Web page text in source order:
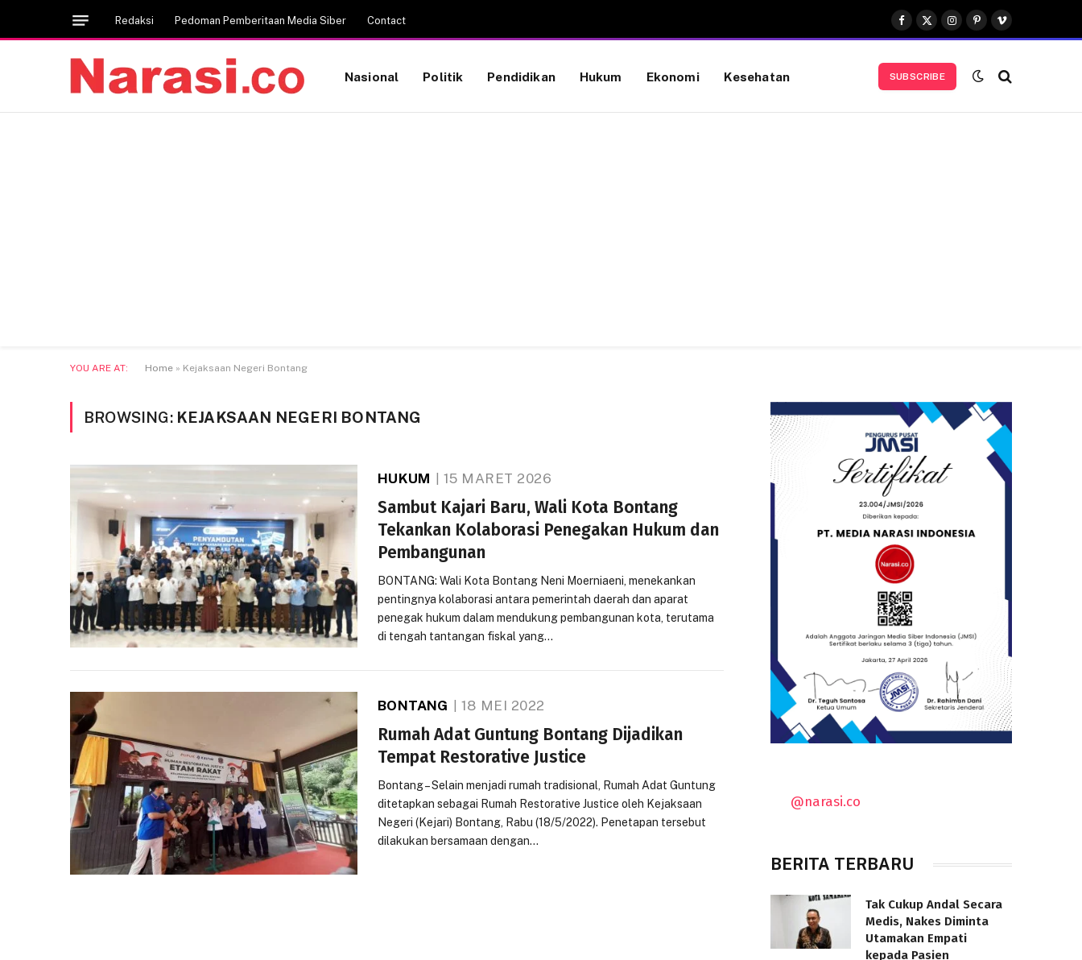
Redaksi Pedoman Pemberitaan Media Siber Contact
Facebook
X
(Twitter)
Instagram
Pinterest
Vimeo
Nasional Politik Pendidikan Hukum Ekonomi Kesehatan SUBSCRIBE
YOU ARE AT: Home » Kejaksaan Negeri Bontang
BROWSING: KEJAKSAAN NEGERI BONTANG
HUKUM 15 MARET 2026
Sambut Kajari Baru, Wali Kota Bontang
Tekankan Kolaborasi Penegakan Hukum dan
Pembangunan
BONTANG: Wali Kota Bontang Neni Moerniaeni, menekankan
pentingnya kolaborasi antara pemerintah daerah dan aparat
penegak hukum dalam mendukung pembangunan kota, terutama
di tengah tantangan fiskal yang…
BONTANG 18 MEI 2022
Rumah Adat Guntung Bontang Dijadikan
Tempat Restorative Justice
Bontang – Selain menjadi rumah tradisional, Rumah Adat Guntung
ditetapkan sebagai Rumah Restorative Justice oleh Kejaksaan
Negeri (Kejari) Bontang, Rabu (18/5/2022). Penetapan tersebut
dilakukan bersamaan dengan…
@narasi.co
BERITA TERBARU
Tak Cukup Andal Secara
Medis, Nakes Diminta
Utamakan Empati
kepada Pasien